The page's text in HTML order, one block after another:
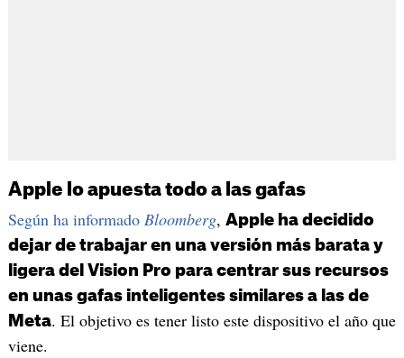
Apple lo apuesta todo a las gafas
Según ha informado Bloomberg, Apple ha decidido
dejar de trabajar en una versión más barata y
ligera del Vision Pro para centrar sus recursos
en unas gafas inteligentes similares a las de
Meta. El objetivo es tener listo este dispositivo el año que
viene.